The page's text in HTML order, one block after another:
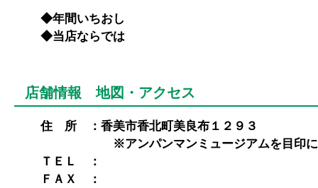
◆年間いちおし
◆当店ならでは
店舗情報 地図・アクセス
住 所 ：香美市香北町美良布 １２９３
※アンパンマンミュージアムを目印にお
ＴＥＬ ：
ＦＡＸ ：